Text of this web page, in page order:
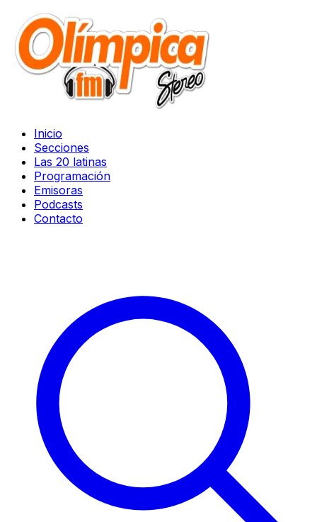
Inicio
Secciones
Las 20 latinas
Programación
Emisoras
Podcasts
Contacto